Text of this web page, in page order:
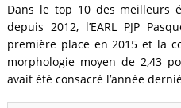
Dans le top 10 des meilleurs
depuis 2012, l’EARL PJP
première place en 2015 et la
morphologie moyen de 2,43
avait été consacré l’année